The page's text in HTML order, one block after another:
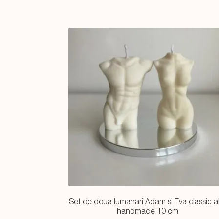
Set de doua lumanari Adam si Eva classic
handmade 10 cm